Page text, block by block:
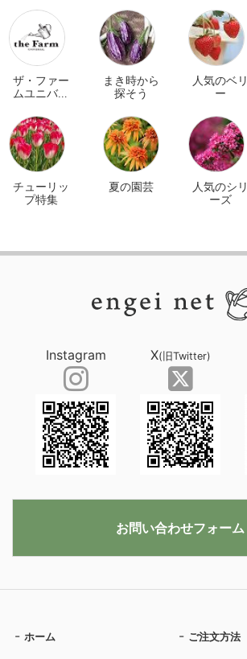
ザ・ファー
ムユニバー
イン
まき時から
探そう
人気のベリ
ー
チューリッ
プ特集
夏の園芸
人気のシリ
ーズ
ホーム ご注文方法
Instagram X(旧Twitter)
お問い合わせフォーム